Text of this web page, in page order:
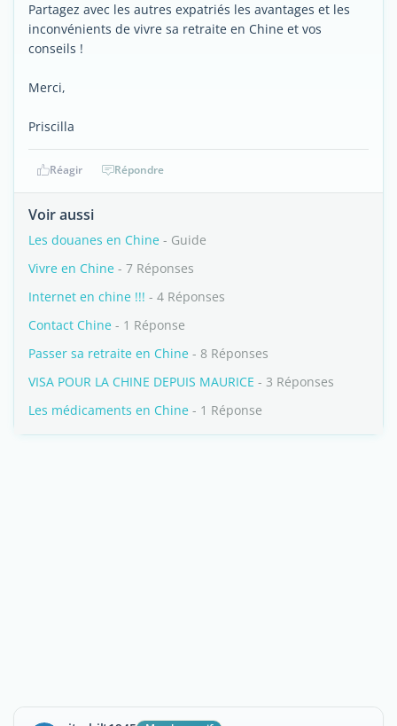
Partagez avec les autres expatriés les avantages et les
inconvénients de vivre sa retraite en Chine et vos
conseils !
Merci,
Priscilla
Réagir Répondre
Voir aussi
Les douanes en Chine - Guide
Vivre en Chine - 7 Réponses
Internet en chine !!! - 4 Réponses
Contact Chine - 1 Réponse
Passer sa retraite en Chine - 8 Réponses
VISA POUR LA CHINE DEPUIS MAURICE - 3 Réponses
Les médicaments en Chine - 1 Réponse